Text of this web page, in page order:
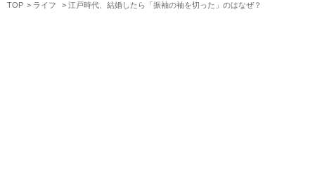
TOP ライフ 江戸時代、結婚したら「振袖の袖を切った」のはなぜ？